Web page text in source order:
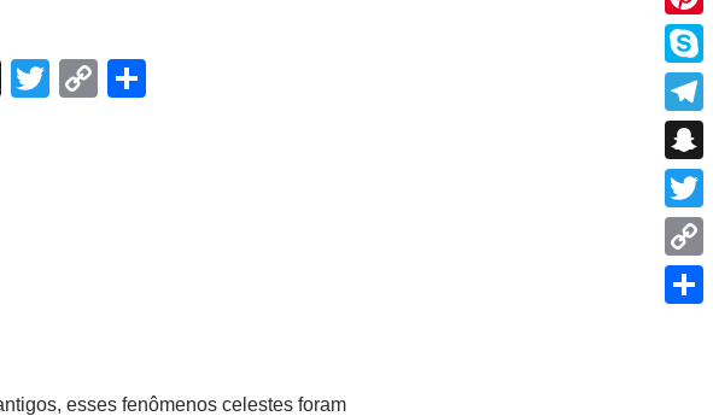
S
T
C
esses fenômenos celestes foram
Copy